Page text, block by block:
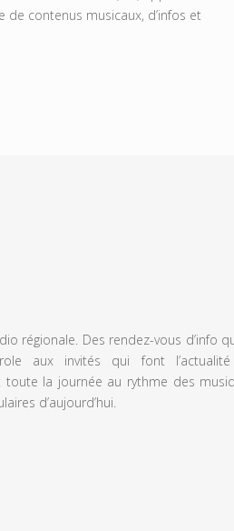
contenus musicaux, d’infos et
régionale. Des rendez-vous
aux invités qui font
toute la journée au rythme des
d’aujourd’hui.